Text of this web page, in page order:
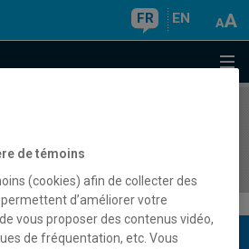
FR EN
2
de témoins
(cookies) afin de collecter des
d’améliorer votre
vous proposer des contenus vidéo,
de fréquentation, etc. Vous